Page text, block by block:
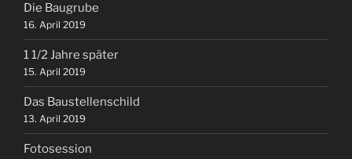
Die Baugrube
16. April 2019
1 1/2 Jahre später
15. April 2019
Das Baustellenschild
13. April 2019
Fotosession